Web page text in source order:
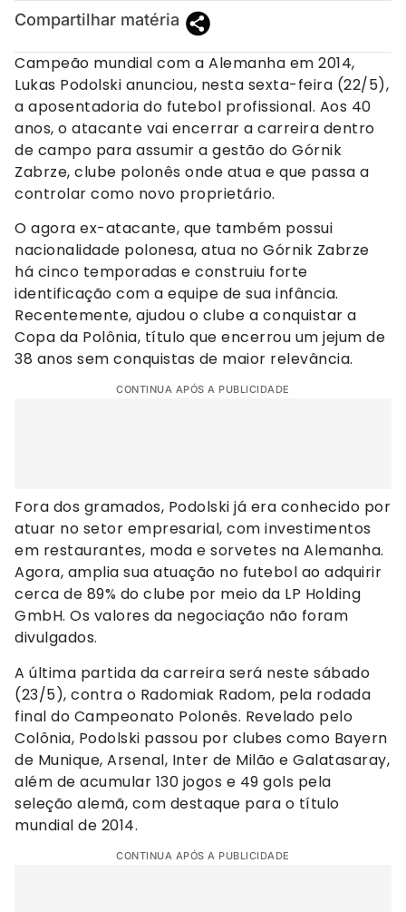
Compartilhar matéria
Campeão mundial com a Alemanha em 2014,
Lukas Podolski anunciou, nesta sexta-feira (22/5),
a aposentadoria do futebol profissional. Aos 40
anos, o atacante vai encerrar a carreira dentro
de campo para assumir a gestão do Górnik
Zabrze, clube polonês onde atua e que passa a
controlar como novo proprietário.
O agora ex-atacante, que também possui
nacionalidade polonesa, atua no Górnik Zabrze
há cinco temporadas e construiu forte
identificação com a equipe de sua infância.
Recentemente, ajudou o clube a conquistar a
Copa da Polônia, título que encerrou um jejum de
38 anos sem conquistas de maior relevância.
CONTINUA APÓS A PUBLICIDADE
Fora dos gramados, Podolski já era conhecido por
atuar no setor empresarial, com investimentos
em restaurantes, moda e sorvetes na Alemanha.
Agora, amplia sua atuação no futebol ao adquirir
cerca de 89% do clube por meio da LP Holding
GmbH. Os valores da negociação não foram
divulgados.
A última partida da carreira será neste sábado
(23/5), contra o Radomiak Radom, pela rodada
final do Campeonato Polonês. Revelado pelo
Colônia, Podolski passou por clubes como Bayern
de Munique, Arsenal, Inter de Milão e Galatasaray,
além de acumular 130 jogos e 49 gols pela
seleção alemã, com destaque para o título
mundial de 2014.
CONTINUA APÓS A PUBLICIDADE